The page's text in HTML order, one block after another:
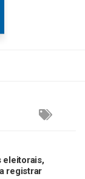
eleitorais,
registrar